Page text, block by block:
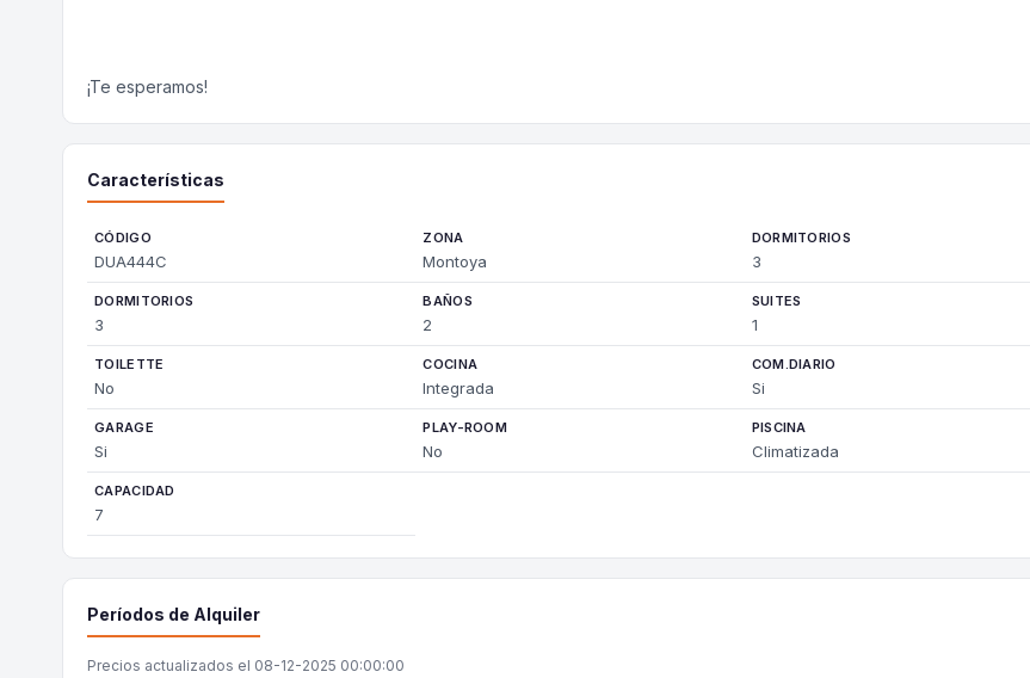
¡Te esperamos!
Características
CÓDIGO
DUA444C
ZONA
Montoya
DORMITORIOS
3
DORMITORIOS
3
BAÑOS
2
SUITES
1
TOILETTE
No
COCINA
Integrada
COM.DIARIO
Si
GARAGE
Si
PLAY-ROOM
No
PISCINA
Climatizada
CAPACIDAD
7
Períodos de Alquiler
Precios actualizados el 08-12-2025 00:00:00